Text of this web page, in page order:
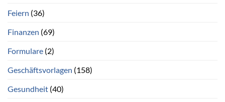
Feiern (36)
Finanzen (69)
Formulare (2)
Geschäftsvorlagen (158)
Gesundheit (40)